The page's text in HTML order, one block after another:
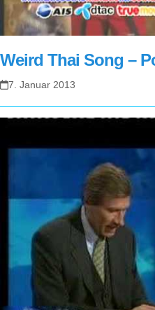
Weird Thai Song –
7. Januar 2013